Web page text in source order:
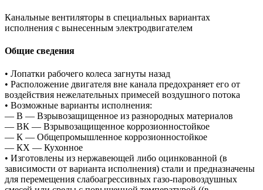
Канальные вентиляторы в специальных вариантах
исполнения с вынесенным электродвигателем
Общие сведения
• Лопатки рабочего колеса загнуты назад
• Расположение двигателя вне канала предохраняет его от
воздействия нежелательных примесей воздушного потока
• Возможные варианты исполнения:
— В — Взрывозащищенное из разнородных материалов
— ВК — Взрывозащищенное коррозионностойкое
— К — Общепромышленное коррозионностойкое
— КХ — Кухонное
• Изготовлены из нержавеющей либо оцинкованной (в
зависимости от варианта исполнения) стали и предназначены
для перемещения слабоагрессивных газо-паровоздушных